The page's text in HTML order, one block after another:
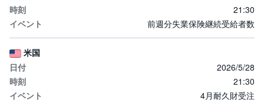
21:30
前週分失業保険継続受給者数
米国
2026/5/28
21:30
4月耐久財受注